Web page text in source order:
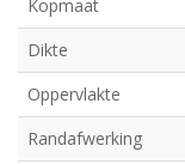
Kopmaat
Dikte
Oppervlakte
Randafwerking